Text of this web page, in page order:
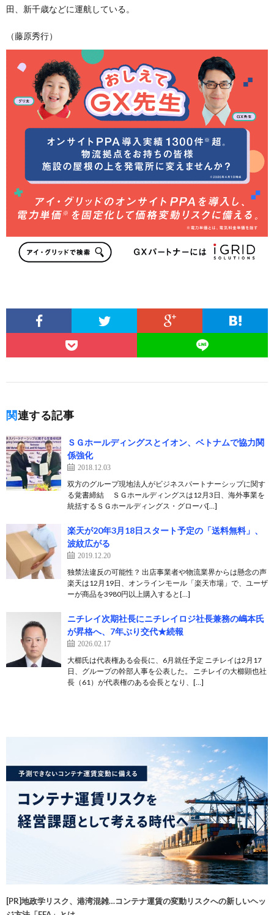
田、新千歳などに運航している。
（藤原秀行）
関連する記事
ＳＧホールディングスとイオン、ベトナムで協力関
係強化
2018.12.03
双方のグループ現地法人がビジネスパートナーシップに関す
る覚書締結 ＳＧホールディングスは12月3日、海外事業を
統括するＳＧホールディングス・グローバ[…]
楽天が20年3月18日スタート予定の「送料無料」、
波紋広がる
2019.12.20
独禁法違反の可能性？ 出店事業者や物流業界からは懸念の声
楽天は12月19日、オンラインモール「楽天市場」で、ユーザ
ーが商品を3980円以上購入すると[…]
ニチレイ次期社長にニチレイロジ社長兼務の嶋本氏
が昇格へ、7年ぶり交代★続報
2026.02.17
大櫛氏は代表権ある会長に、6月就任予定 ニチレイは2月17
日、グループの幹部人事を公表した。 ニチレイの大櫛顕也社
長（61）が代表権のある会長となり、[…]
[PR]地政学リスク、港湾混雑…コンテナ運賃の変動リスクへの新しいヘッ